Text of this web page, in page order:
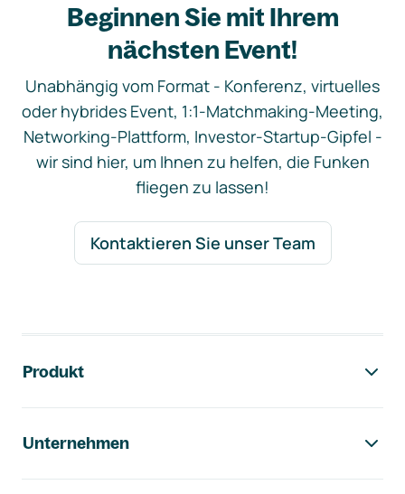
Beginnen Sie mit Ihrem
nächsten Event!
Unabhängig vom Format - Konferenz, virtuelles
oder hybrides Event, 1:1-Matchmaking-Meeting,
Networking-Plattform, Investor-Startup-Gipfel -
wir sind hier, um Ihnen zu helfen, die Funken
fliegen zu lassen!
Kontaktieren Sie unser Team
Produkt
Unternehmen